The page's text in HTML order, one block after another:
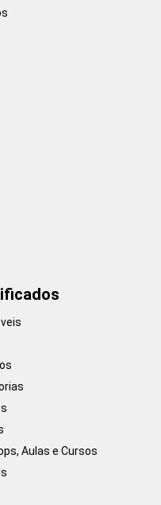
Aulas e Cursos